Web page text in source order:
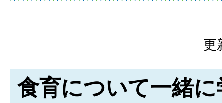
更
食育について一緒